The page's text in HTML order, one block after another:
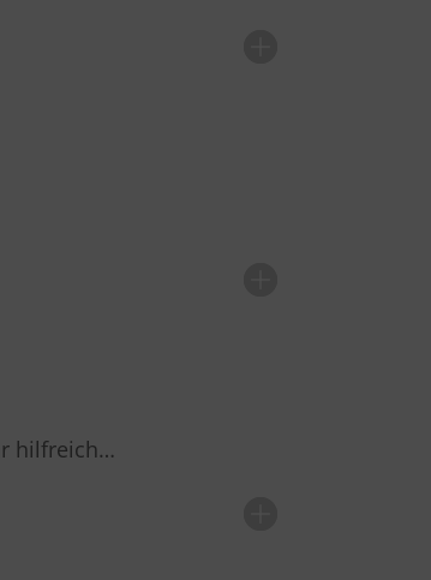
hilfreich…